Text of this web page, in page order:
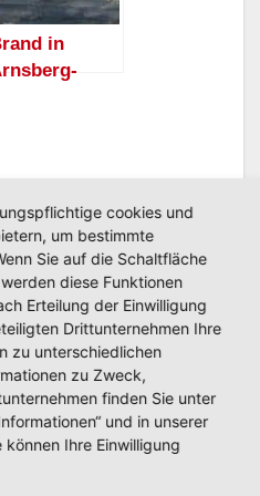
in
Verletzten
Neues
Parkzonenkonzept
in Arnsberg-
cookies und
um bestimmte
Sie auf die Schaltfläche
diese Funktionen
Erteilung der Einwilligung
Drittunternehmen Ihre
zu unterschiedlichen
zu Zweck,
finden Sie unter
und in unserer
Ihre Einwilligung